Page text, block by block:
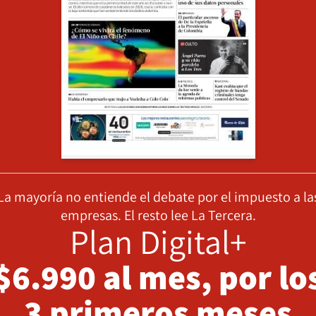
mayoría no entiende el debate por el impuesto a
empresas. El resto lee La Tercera.
Plan Digital+
al mes, por